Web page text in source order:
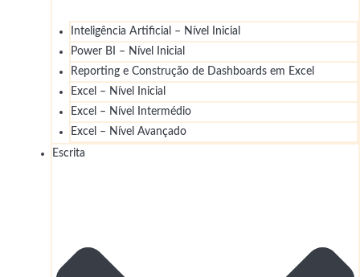
Inteligência Artificial – Nível Inicial
Power BI – Nível Inicial
Reporting e Construção de Dashboards em Excel
Excel – Nível Inicial
Excel – Nível Intermédio
Excel – Nível Avançado
Escrita